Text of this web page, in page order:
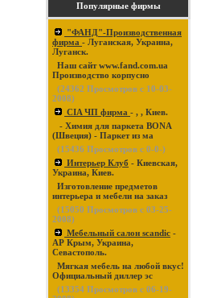
Популярные фирмы
"ФАНД"-Производственная
фирма - Луганская, Украина,
Луганск.
Наш сайт www.fand.com.ua
Производство корпусно
(24362 Просмотров с 10-03-
2008)
CIA ЧП фирма - , , Киев.
- Химия для паркета BONA
(Швеция) - Паркет из ма
(15436 Просмотров с 0-0-)
Интерьер Клуб - Киевская,
Украина, Киев.
Изготовление предметов
интерьера и мебели на заказ
(15050 Просмотров с 03-25-
2008)
Мебельный салон scandic -
АР Крым, Украина,
Севастополь.
Мягкая мебель на любой вкус!
Официальный диллер эс
(13354 Просмотров с 06-19-